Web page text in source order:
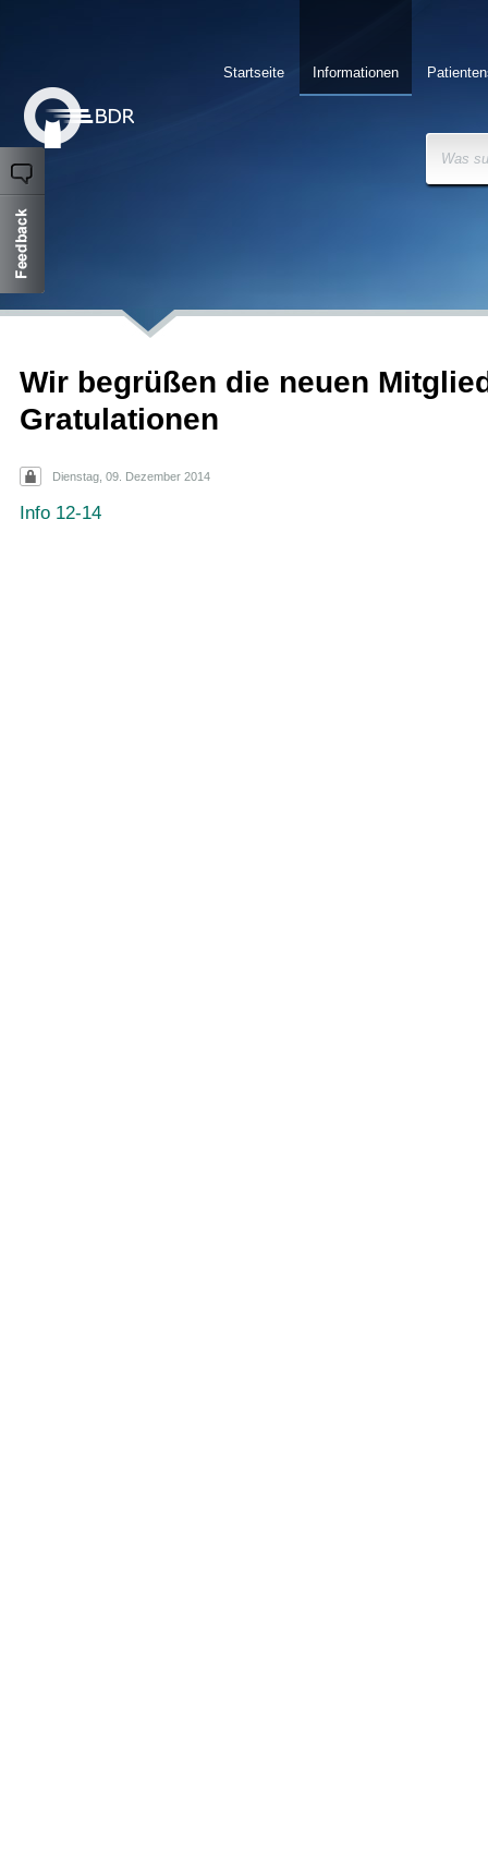
Informationen
Startseite
Was
Wir begrüßen die neuen
Gratulationen
Dienstag, 09. Dezember 2014
Info 12-14